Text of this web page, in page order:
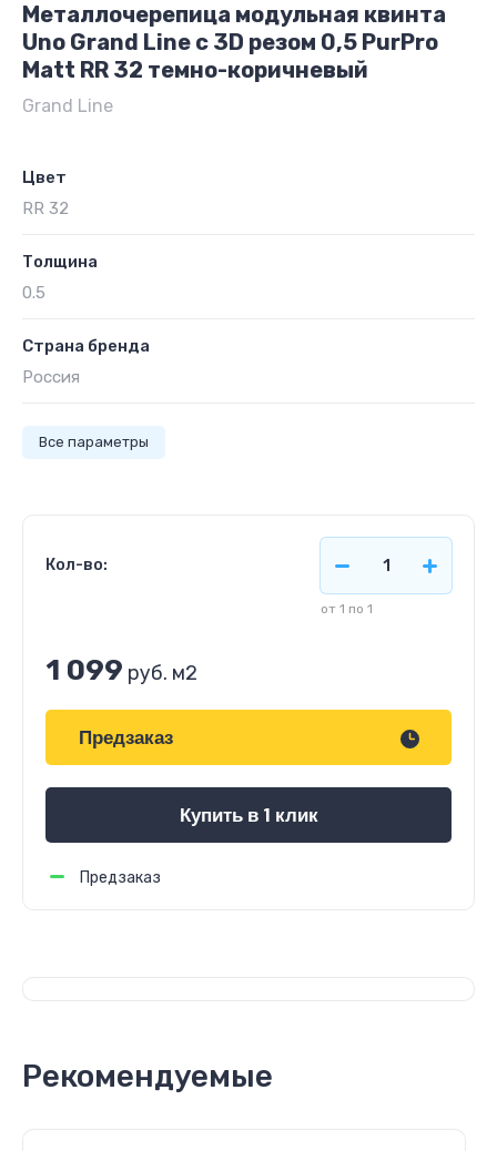
Металлочерепица модульная квинта
Uno Grand Line c 3D резом 0,5 PurPro
Мatt RR 32 темно-коричневый
Grand Line
Цвет
RR 32
Толщина
0.5
Страна бренда
Россия
Все параметры
Кол-во:
от 1 по 1
1 099 руб. м2
Предзаказ
Купить в 1 клик
Предзаказ
Рекомендуемые